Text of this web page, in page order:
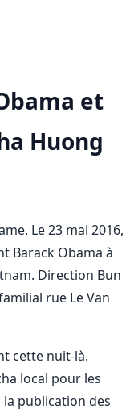
et
Huong
Le 23 mai 2016,
Barack Obama à
Direction Bun
rue Le Van
cette nuit-là.
local pour les
la publication des